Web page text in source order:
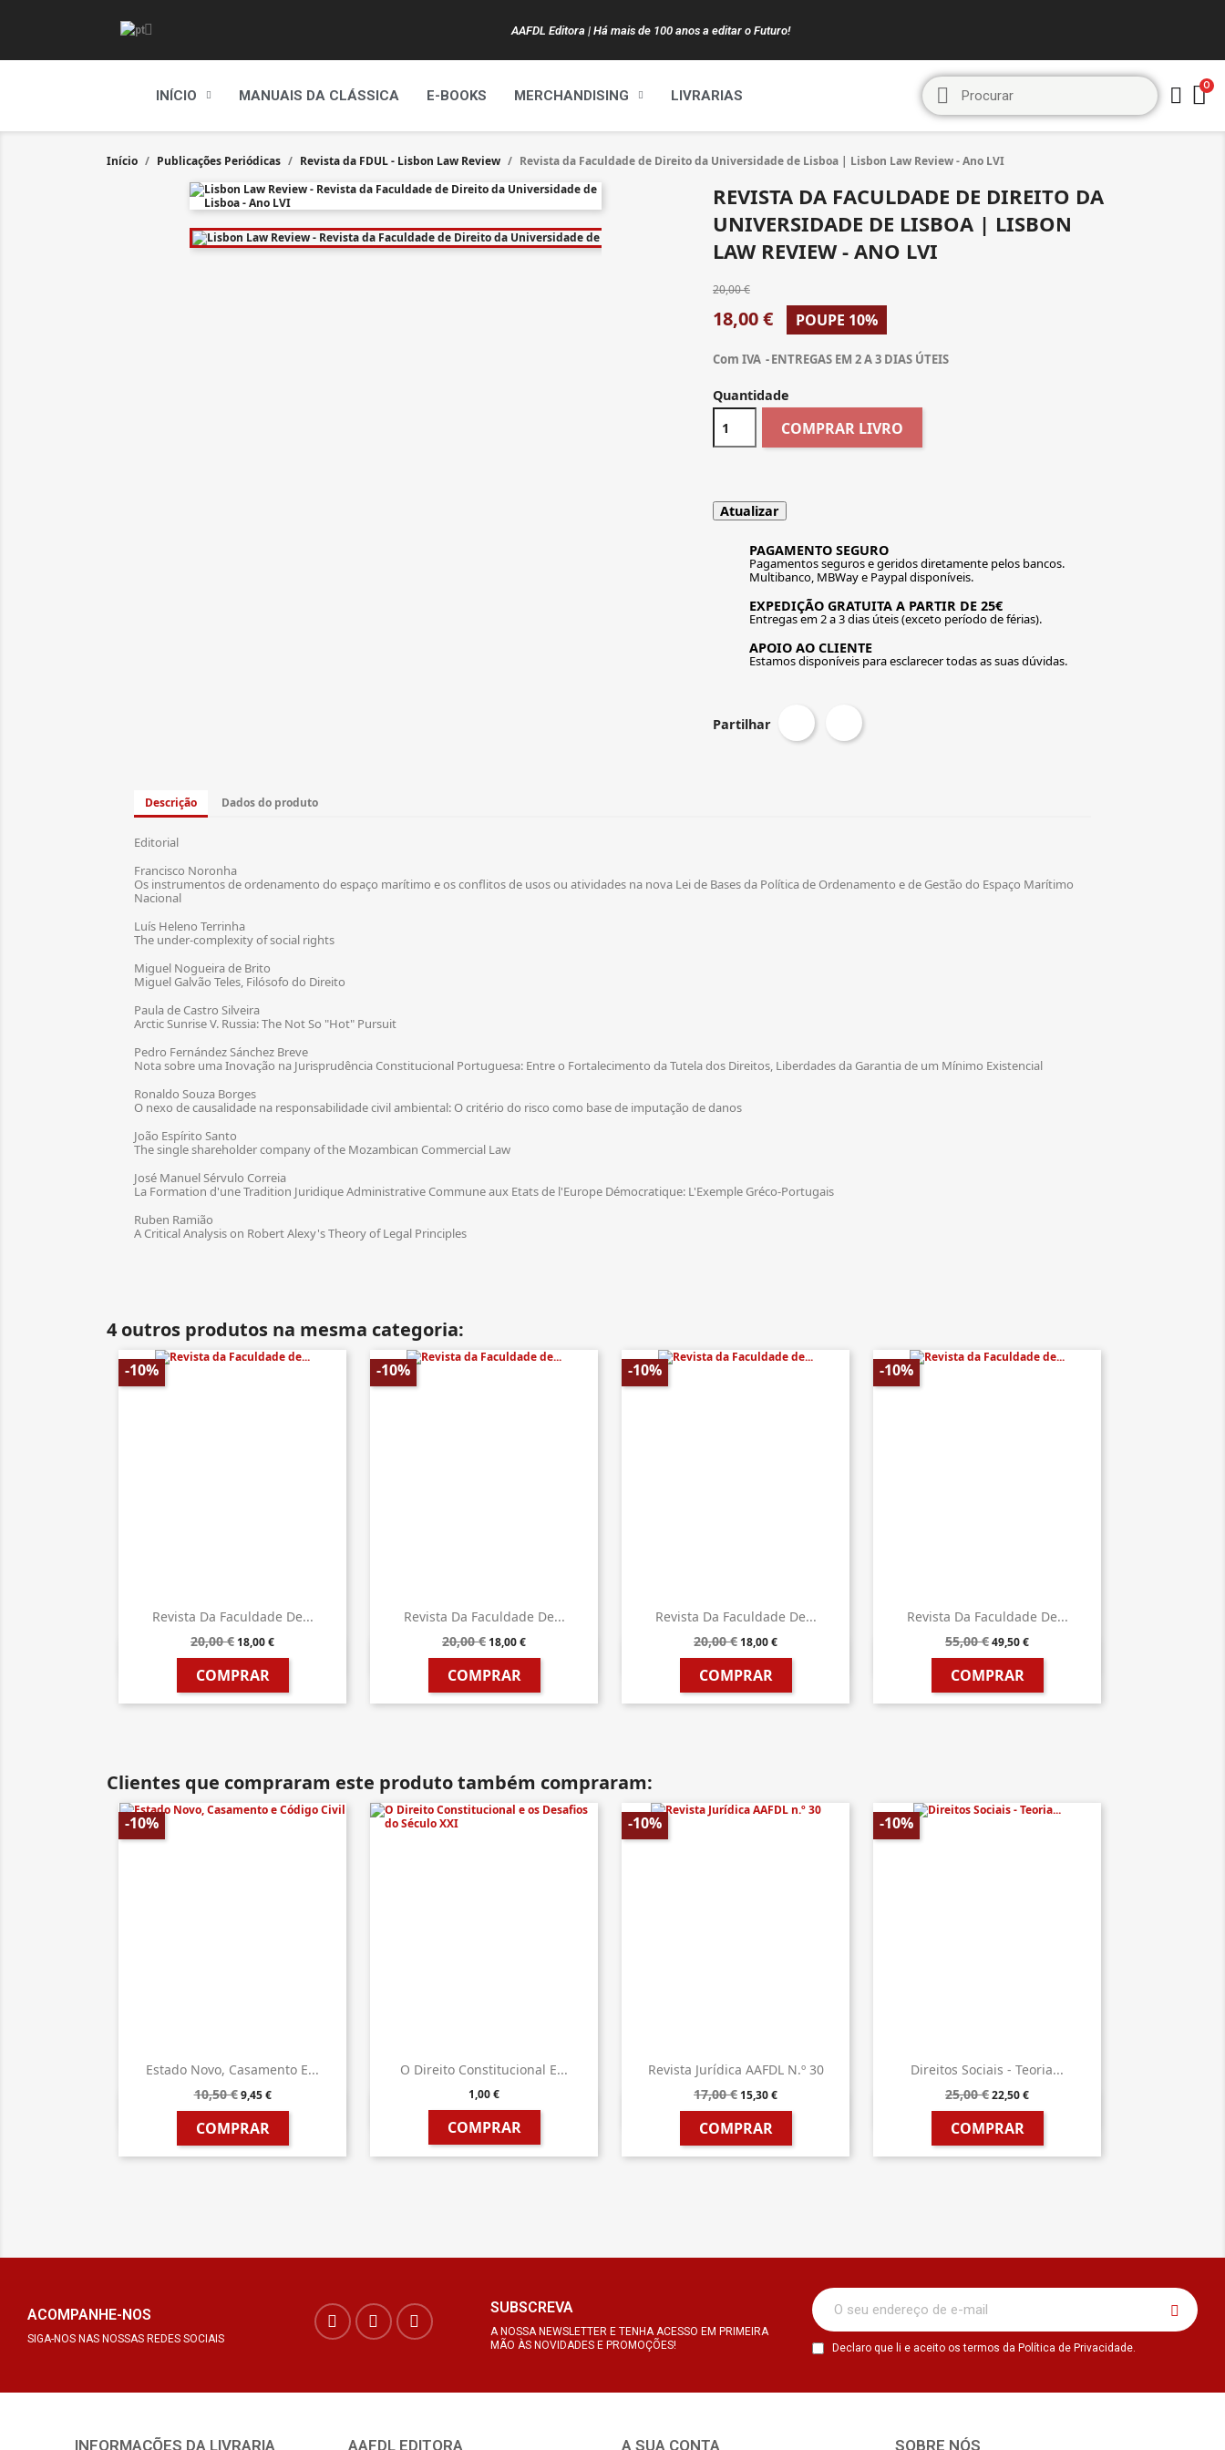
AAFDL Editora | Há mais de 100 anos a editar o Futuro!
INÍCIO MANUAIS DA CLÁSSICA E-BOOKS MERCHANDISING LIVRARIAS
Início Publicações Periódicas Revista da FDUL - Lisbon Law Review Revista da Faculdade de Direito da Universidade de Lisboa | Lisbon Law Review - Ano LVI
REVISTA DA FACULDADE DE DIREITO DA
UNIVERSIDADE DE LISBOA | LISBON
LAW REVIEW - ANO LVI
20,00 €
18,00 € POUPE 10%
Com IVA ENTREGAS EM 2 A 3 DIAS ÚTEIS
Quantidade
COMPRAR LIVRO
PAGAMENTO SEGURO
Pagamentos seguros e geridos diretamente pelos bancos.
Multibanco, MBWay e Paypal disponíveis.
EXPEDIÇÃO GRATUITA A PARTIR DE 25€
Entregas em 2 a 3 dias úteis (exceto período de férias).
APOIO AO CLIENTE
Estamos disponíveis para esclarecer todas as suas dúvidas.
Partilhar
Descrição Dados do produto
Editorial
Francisco Noronha
Os instrumentos de ordenamento do espaço marítimo e os conflitos de usos ou atividades na nova Lei de Bases da Política de Ordenamento e de Gestão do Espaço Marítimo
Nacional
Luís Heleno Terrinha
The under-complexity of social rights
Miguel Nogueira de Brito
Miguel Galvão Teles, Filósofo do Direito
Paula de Castro Silveira
Arctic Sunrise V. Russia: The Not So "Hot" Pursuit
Pedro Fernández Sánchez Breve
Nota sobre uma Inovação na Jurisprudência Constitucional Portuguesa: Entre o Fortalecimento da Tutela dos Direitos, Liberdades da Garantia de um Mínimo Existencial
Ronaldo Souza Borges
O nexo de causalidade na responsabilidade civil ambiental: O critério do risco como base de imputação de danos
João Espírito Santo
The single shareholder company of the Mozambican Commercial Law
José Manuel Sérvulo Correia
La Formation d'une Tradition Juridique Administrative Commune aux Etats de l'Europe Démocratique: L'Exemple Gréco-Portugais
Ruben Ramião
A Critical Analysis on Robert Alexy's Theory of Legal Principles
4 outros produtos na mesma categoria:
Revista Da Faculdade De...
20,00 € 18,00 €
COMPRAR
-10%
 Vista rápida
Revista Da Faculdade De...
20,00 € 18,00 €
COMPRAR
-10%
 Vista rápida
Revista Da Faculdade De...
20,00 € 18,00 €
COMPRAR
-10%
 Vista rápida
Revista Da Faculdade De...
55,00 €49,50 €
COMPRAR
-10%
 Vista rápida
Clientes que compraram este produto também compraram:
Estado Novo, Casamento E...
10,50 € 9,45 €
COMPRAR
-10%
 Vista rápida
O Direito Constitucional E...
1,00 €
COMPRAR
 Vista rápida
Revista Jurídica AAFDL N.º 30
17,00 € 15,30 €
COMPRAR
-10%
 Vista rápida
Direitos Sociais - Teoria...
25,00 €22,50 €
COMPRAR
-10%
 Vista rápida
ACOMPANHE-NOS
SIGA-NOS NAS NOSSAS REDES SOCIAIS
SUBSCREVA
A NOSSA NEWSLETTER E TENHA ACESSO EM PRIMEIRA
MÃO ÀS NOVIDADES E PROMOÇÕES!
Declaro que li e aceito os termos da Política de Privacidade.
INFORMAÇÕES DA LIVRARIA AAFDL EDITORA A SUA CONTA SOBRE NÓS